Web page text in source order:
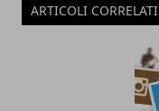
ARTICOLI CORRELATI